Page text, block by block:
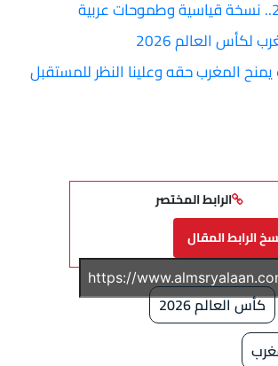
العالم 2026
المغرب حقه وعلينا النظر للمستقبل
الرابط المختصر
كأس العالم 2026